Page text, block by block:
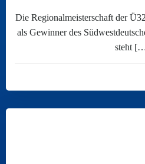
Die Regionalmeisterschaft der
als Gewinner des
steht